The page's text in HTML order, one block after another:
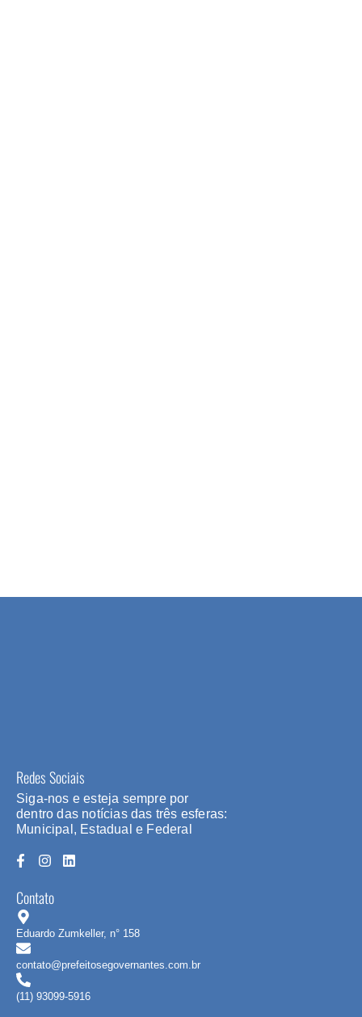
Redes Sociais
Siga-nos e esteja sempre por
dentro das notícias das três esferas:
Municipal, Estadual e Federal
Contato
Eduardo Zumkeller, n° 158
contato@prefeitosegovernantes.com.br
(11) 93099-5916